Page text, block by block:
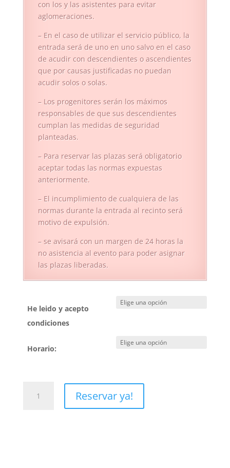
con los y las asistentes para evitar
aglomeraciones.
– En el caso de utilizar el servicio público, la
entrada será de uno en uno salvo en el caso
de acudir con descendientes o ascendientes
que por causas justificadas no puedan
acudir solos o solas.
– Los progenitores serán los máximos
responsables de que sus descendientes
cumplan las medidas de seguridad
planteadas.
– Para reservar las plazas será obligatorio
aceptar todas las normas expuestas
anteriormente.
– El incumplimiento de cualquiera de las
normas durante la entrada al recinto será
motivo de expulsión.
– se avisará con un margen de 24 horas la
no asistencia al evento para poder asignar
las plazas liberadas.
He leido y acepto
condiciones
Horario:
Septiembre
Reservar ya!